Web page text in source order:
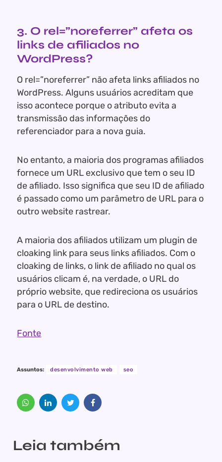
3. O rel=”noreferrer” afeta os
links de afiliados no
WordPress?
O rel=”noreferrer” não afeta links afiliados no
WordPress. Alguns usuários acreditam que
isso acontece porque o atributo evita a
transmissão das informações do
referenciador para a nova guia.
No entanto, a maioria dos programas afiliados
fornece um URL exclusivo que tem o seu ID
de afiliado. Isso significa que seu ID de afiliado
é passado como um parâmetro de URL para o
outro website rastrear.
A maioria dos afiliados utilizam um plugin de
cloaking link para seus links afiliados. Com o
cloaking de links, o link de afiliado no qual os
usuários clicam é, na verdade, o URL do
próprio website, que redireciona os usuários
para o URL de destino.
Fonte
Assuntos: desenvolvimento web seo
Leia também